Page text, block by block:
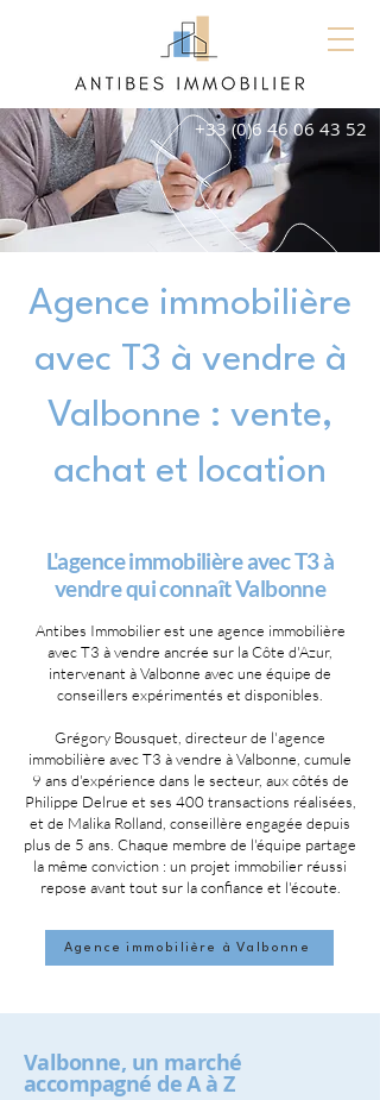
+33 (0)6 46 06 43 52
Agence immobilière
avec T3 à vendre à
Valbonne : vente,
achat et location
L'agence immobilière avec T3 à
vendre qui connaît Valbonne
Antibes Immobilier est une agence immobilière
avec T3 à vendre ancrée sur la Côte d'Azur,
intervenant à Valbonne avec une équipe de
conseillers expérimentés et disponibles.
Grégory Bousquet, directeur de l'agence
immobilière avec T3 à vendre à Valbonne, cumule
9 ans d'expérience dans le secteur, aux côtés de
Philippe Delrue et ses 400 transactions réalisées,
et de Malika Rolland, conseillère engagée depuis
plus de 5 ans. Chaque membre de l'équipe partage
la même conviction : un projet immobilier réussi
repose avant tout sur la confiance et l'écoute.
Agence immobilière à Valbonne
Valbonne, un marché
accompagné de A à Z